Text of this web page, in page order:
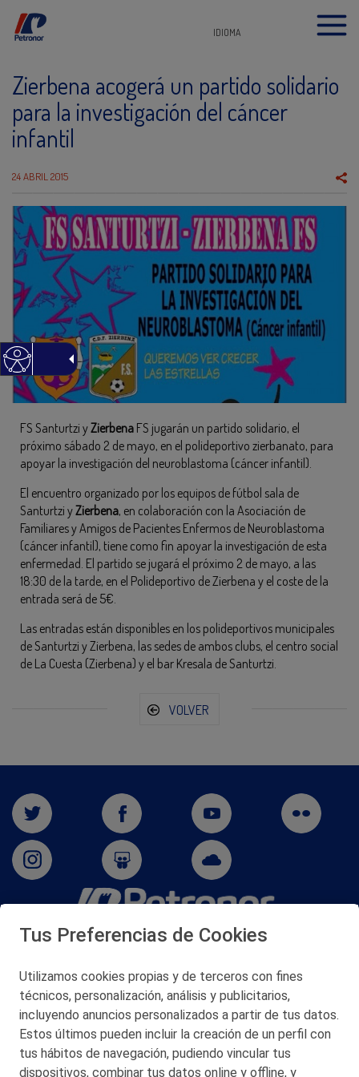
IDIOMA
Zierbena acogerá un partido solidario
para la investigación del cáncer
infantil
24 ABRIL 2015
FS Santurtzi yZierbena FS jugarán un partido solidario, el
próximo sábado 2 de mayo, en el polideportivo zierbanato, para
apoyar la investigación del neuroblastoma (cáncer infantil).
El encuentro organizado por los equipos de fútbol sala de
Santurtzi yZierbena, en colaboración con la Asociación de
Familiares y Amigos de Pacientes Enfermos de Neuroblastoma
(cáncer infantil), tiene como fin apoyar la investigación de esta
enfermedad. El partido se jugará el próximo 2 de mayo, a las
18:30 de la tarde, en el Polideportivo de Zierbena y el coste de la
entrada será de 5€.
Las entradas están disponibles en los polideportivos municipales
de Santurtzi y Zierbena, las sedes de ambos clubs, el centro social
de La Cuesta (Zierbena) y el bar Kresala de Santurtzi.
VOLVER
San Martín 5-Edificio Muñatones,
© 2026 Petronor S.A.
Tus Preferencias de Cookies
Utilizamos cookies propias y de terceros con fines
técnicos, personalización, análisis y publicitarios,
incluyendo anuncios personalizados a partir de tus datos.
Estos últimos pueden incluir la creación de un perfil con
tus hábitos de navegación, pudiendo vincular tus
dispositivos, combinar tus datos online y offline, y